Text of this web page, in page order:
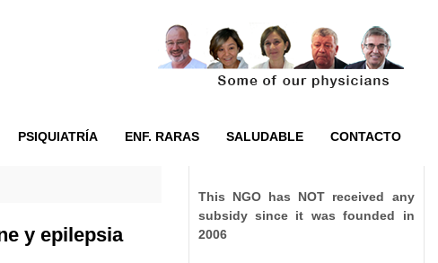
PSIQUIATRÍA ENF. RARAS SALUDABLE CONTACTO
y epilepsia
This NGO has NOT received any
subsidy since it was founded in
2006